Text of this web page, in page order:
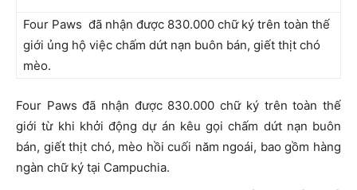
Four Paws đã nhận được 830.000 chữ ký trên toàn thế
giới ủng hộ việc chấm dứt nạn buôn bán, giết thịt chó
mèo.
Four Paws đã nhận được 830.000 chữ ký trên toàn thế
giới từ khi khởi động dự án kêu gọi chấm dứt nạn buôn
bán, giết thịt chó, mèo hồi cuối năm ngoái, bao gồm hàng
ngàn chữ ký tại Campuchia.